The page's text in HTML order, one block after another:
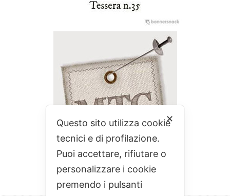
✕
Questo sito utilizza cookie
tecnici e di profilazione.
Puoi accettare, rifiutare o
personalizzare i cookie
premendo i pulsanti